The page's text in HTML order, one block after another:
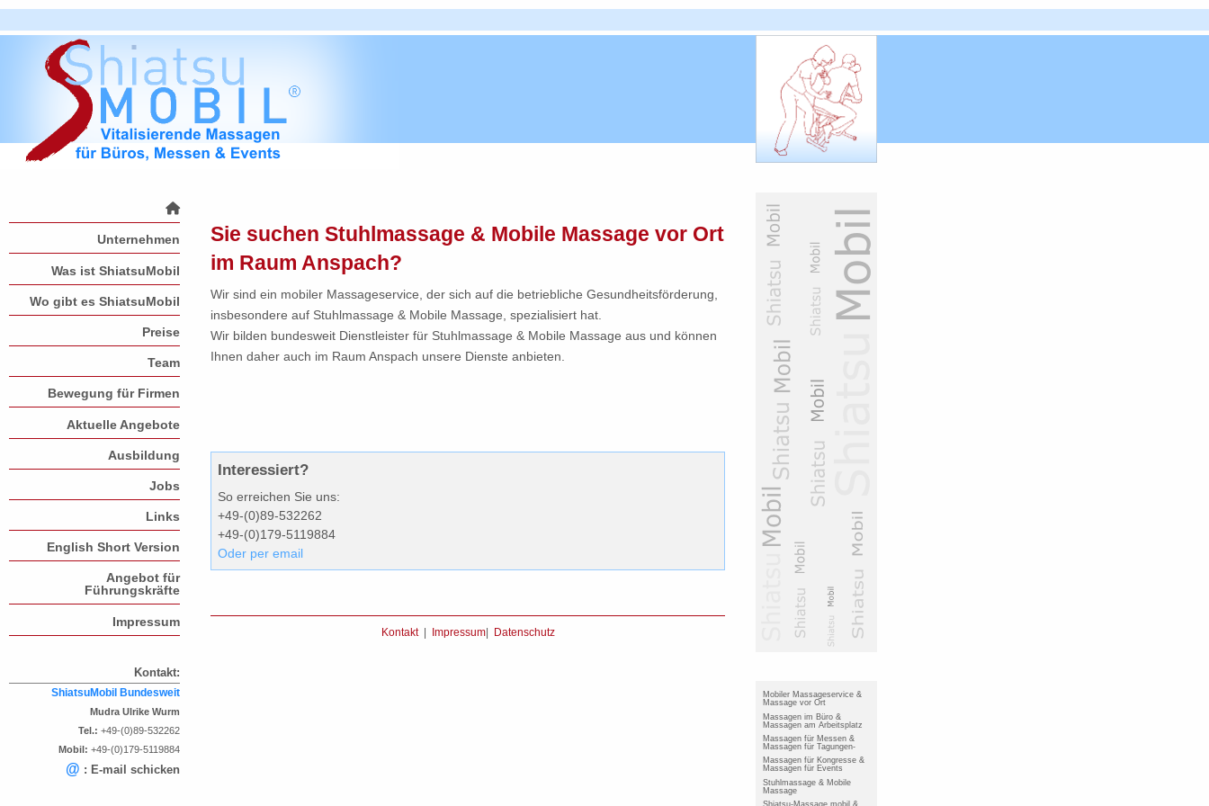
Unternehmen
Was ist ShiatsuMobil
Wo gibt es ShiatsuMobil
Preise
Team
Bewegung für Firmen
Aktuelle Angebote
Ausbildung
Jobs
Links
English Short Version
Angebot für
Führungskräfte
Impressum
Kontakt:
ShiatsuMobil Bundesweit
Mudra Ulrike Wurm
Tel.: +49-(0)89-532262
Mobil: +49-(0)179-5119884
@ : E-mail schicken
Sie suchen Stuhlmassage & Mobile Massage vor Ort
im Raum Anspach?
Wir sind ein mobiler Massageservice, der sich auf die betriebliche Gesundheitsförderung,
insbesondere auf Stuhlmassage & Mobile Massage, spezialisiert hat.
Wir bilden bundesweit Dienstleister für Stuhlmassage & Mobile Massage aus und können
Ihnen daher auch im Raum Anspach unsere Dienste anbieten.
Interessiert?
So erreichen Sie uns:
+49-(0)89-532262
+49-(0)179-5119884
Oder per email
Kontakt| Impressum| Datenschutz
Mobiler Massageservice &
Massage vor Ort
Massagen im Büro &
Massagen am Arbeitsplatz
Massagen für Messen &
Massagen für Tagungen-
Massagen für Kongresse &
Massagen für Events
Stuhlmassage & Mobile
Massage